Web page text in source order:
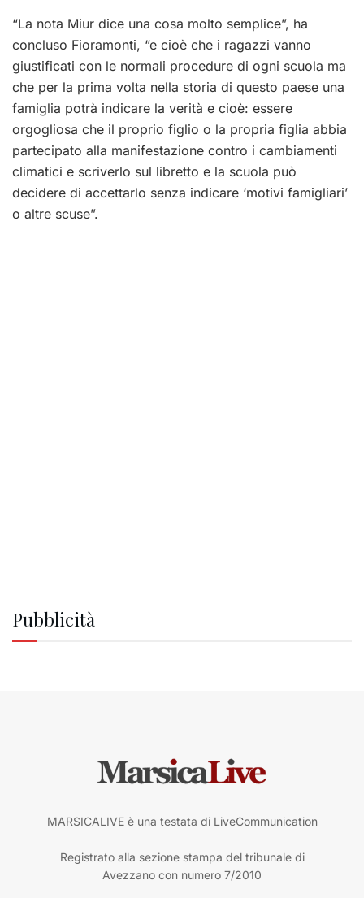
“La nota Miur dice una cosa molto semplice”, ha
concluso Fioramonti, “e cioè che i ragazzi vanno
giustificati con le normali procedure di ogni scuola ma
che per la prima volta nella storia di questo paese una
famiglia potrà indicare la verità e cioè: essere
orgogliosa che il proprio figlio o la propria figlia abbia
partecipato alla manifestazione contro i cambiamenti
climatici e scriverlo sul libretto e la scuola può
decidere di accettarlo senza indicare ‘motivi famigliari’
o altre scuse”.
Pubblicità
MARSICALIVE è una testata di LiveCommunication
Registrato alla sezione stampa del tribunale di
Avezzano con numero 7/2010